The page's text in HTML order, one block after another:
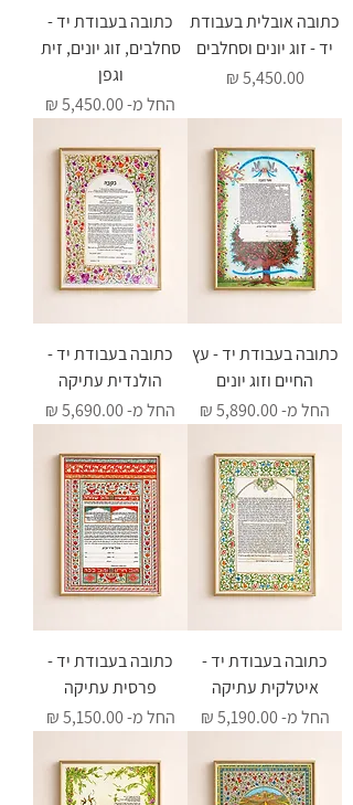
כתובה אובלית בעבודת
יד - זוג יונים וסחלבים
מחיר‏5,450.00 ‏₪
כתובה בעבודת יד -
סחלבים, זוג יונים, זית
וגפן
החל מ-
מחיר מבצע
כתובה בעבודת יד - עץ
החיים וזוג יונים
החל מ-
מחיר מבצע
כתובה בעבודת יד -
הולנדית עתיקה
החל מ-
מחיר מבצע
כתובה בעבודת יד -
איטלקית עתיקה
החל מ-
‏5,190.00 ‏₪
מחיר מבצע
כתובה בעבודת יד -
פרסית עתיקה
החל מ-
‏5,150.00 ‏₪
מחיר מבצע